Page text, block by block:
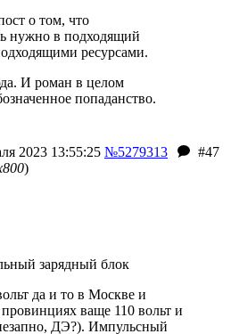
о том, что
нужно в подходящий
ресурсами.
И роман в целом
попаданство.
2023 13:55:25 №5279313
#47
)
зарядный блок
да и то в Москве и
ваще 110 вольт и
ДЭ?). Импульсный